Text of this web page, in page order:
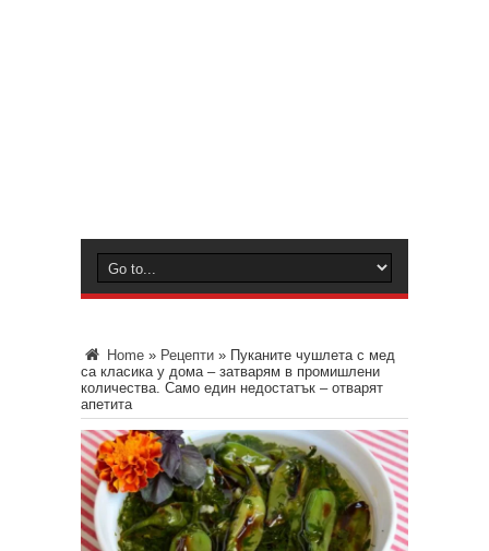
Home » Рецепти » Пуканите чушлета с мед
са класика у дома – затварям в промишлени
количества. Само един недостатък – отварят
апетита